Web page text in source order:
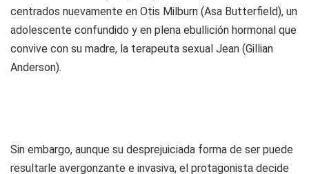
centrados nuevamente en Otis Milburn (Asa Butterfield), un
adolescente confundido y en plena ebullición hormonal que
convive con su madre, la terapeuta sexual Jean (Gillian
Anderson).
Sin embargo, aunque su desprejuiciada forma de ser puede
resultarle avergonzante e invasiva, el protagonista decide